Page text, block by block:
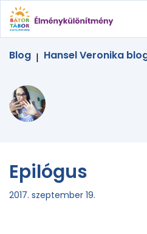
Blog | Hansel Veronika
Epilógus
2017. szeptember 19.